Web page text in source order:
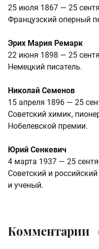
25 июля 1867 — 25
Французский оперный
Эрих Мария Ремарк
22 июня 1898 — 25
Немецкий писатель.
Николай Семенов
15 апреля 1896 — 25
Советский химик,
Нобелевской премии.
Юрий Сенкевич
4 марта 1937 — 25
Советский и
и ученый.
Комментарии